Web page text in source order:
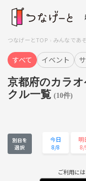
つなげーとTOP みんなであ
すべて イベント
京都府のカラ
クル一覧 (10件)
別日を
選択
今日
8/8
明
8/
8/14 8/
ご利用に